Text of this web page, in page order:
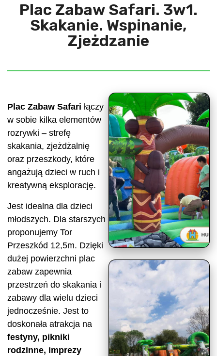
Plac Zabaw Safari. 3w1.
Skakanie. Wspinanie,
Zjeżdzanie
Plac Zabaw Safari łączy
w sobie kilka elementów
rozrywki – strefę
skakania, zjeżdżalnię
oraz przeszkody, które
angażują dzieci w ruch i
kreatywną eksplorację.
Jest idealna dla dzieci
młodszych. Dla starszych
proponujemy Tor
Przeszkód 12,5m. Dzięki
dużej powierzchni plac
zabaw zapewnia
przestrzeń do skakania i
zabawy dla wielu dzieci
jednocześnie. Jest to
doskonała atrakcja na
festyny, pikniki
rodzinne, imprezy